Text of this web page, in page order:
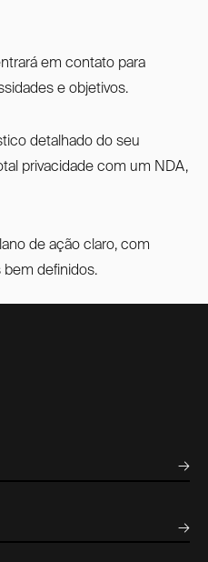
em contato para
e objetivos.
detalhado do seu
privacidade com um NDA,
de ação claro, com
bem definidos.
→
→